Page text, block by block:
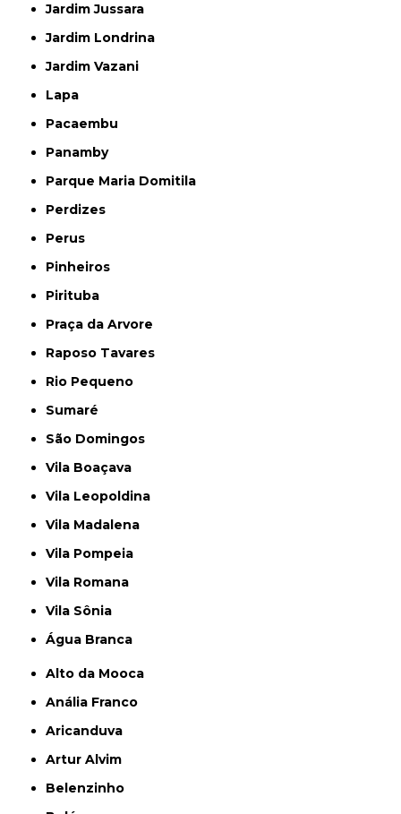
Jardim Jussara
Jardim Londrina
Jardim Vazani
Lapa
Pacaembu
Panamby
Parque Maria Domitila
Perdizes
Perus
Pinheiros
Pirituba
Praça da Arvore
Raposo Tavares
Rio Pequeno
Sumaré
São Domingos
Vila Boaçava
Vila Leopoldina
Vila Madalena
Vila Pompeia
Vila Romana
Vila Sônia
Água Branca
Alto da Mooca
Anália Franco
Aricanduva
Artur Alvim
Belenzinho